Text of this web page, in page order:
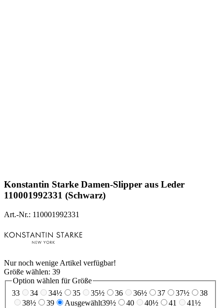
Konstantin Starke Damen-Slipper aus Leder
110001992331 (Schwarz)
Art.-Nr.: 110001992331
Nur noch wenige Artikel verfügbar!
Größe wählen: 39
Option wählen für Größe
33
34 34½ 35 35½ 36 36½ 37 37½
38
38½
39 Ausgewählt39½ 40 40½ 41
41½